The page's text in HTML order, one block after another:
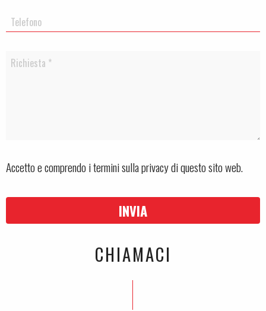
Accetto e comprendo i termini sulla privacy di questo sito web.
CHIAMACI